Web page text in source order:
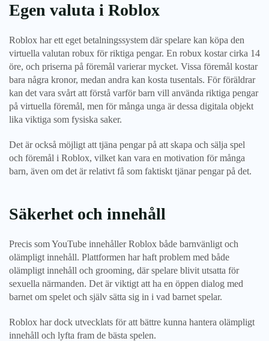
Egen valuta i Roblox
Roblox har ett eget betalningssystem där spelare kan köpa den
virtuella valutan robux för riktiga pengar. En robux kostar cirka 14
öre, och priserna på föremål varierar mycket. Vissa föremål kostar
bara några kronor, medan andra kan kosta tusentals. För föräldrar
kan det vara svårt att förstå varför barn vill använda riktiga pengar
på virtuella föremål, men för många unga är dessa digitala objekt
lika viktiga som fysiska saker.
Det är också möjligt att tjäna pengar på att skapa och sälja spel
och föremål i Roblox, vilket kan vara en motivation för många
barn, även om det är relativt få som faktiskt tjänar pengar på det.
Säkerhet och innehåll
Precis som YouTube innehåller Roblox både barnvänligt och
olämpligt innehåll. Plattformen har haft problem med både
olämpligt innehåll och grooming, där spelare blivit utsatta för
sexuella närmanden. Det är viktigt att ha en öppen dialog med
barnet om spelet och själv sätta sig in i vad barnet spelar.
Roblox har dock utvecklats för att bättre kunna hantera olämpligt
innehåll och lyfta fram de bästa spelen.